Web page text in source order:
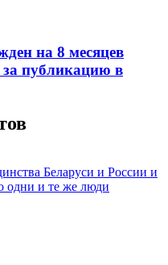
на 8 месяцев
за публикацию в
Беларуси и России и
одни и те же люди